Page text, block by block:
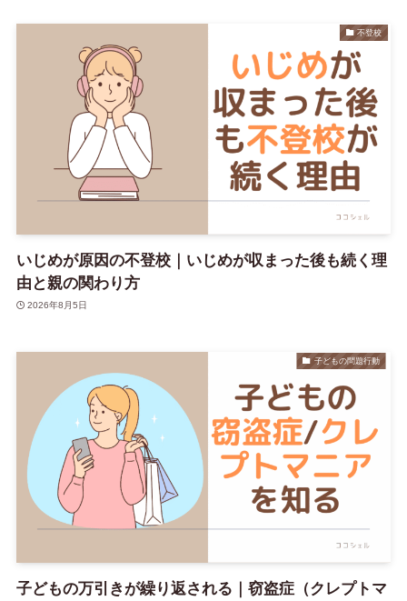
不登校
いじめが原因の不登校｜いじめが収まった後も続く理
由と親の関わり方
2026年8月5日
子どもの問題行動
子どもの万引きが繰り返される｜窃盗症（クレプトマ